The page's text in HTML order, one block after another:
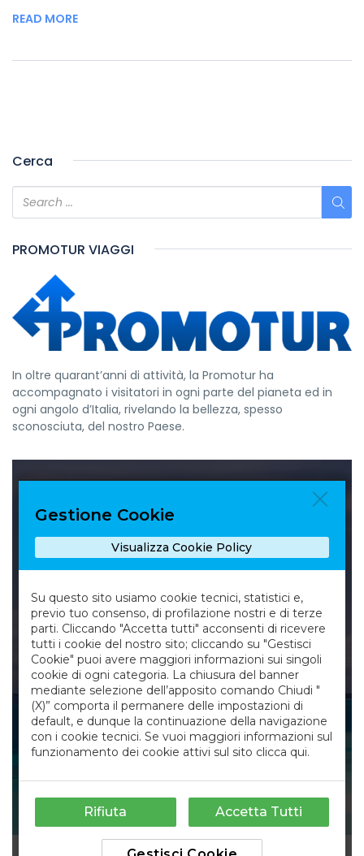
READ MORE
Cerca
PROMOTUR VIAGGI
In oltre quarant’anni di attività, la Promotur ha
accompagnato i visitatori in ogni parte del pianeta ed in
ogni angolo d’Italia, rivelando la bellezza, spesso
sconosciuta, del nostro Paese.